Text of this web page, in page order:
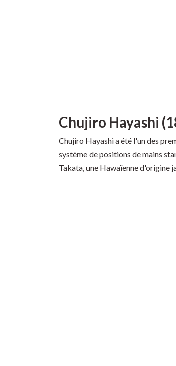
Chujiro Hayashi
Chujiro Hayashi a été l'un des
système de positions de mains
Takata, une Hawaïenne d'origine